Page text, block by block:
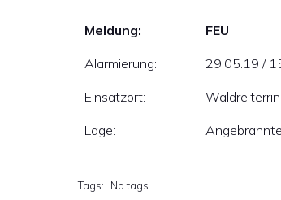
Meldung: FEU
Alarmierung: 29.05.19 /
Einsatzort:
Lage:
Tags: No tags